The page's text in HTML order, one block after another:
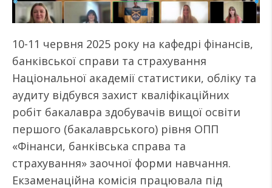
10-11 червня 2025 року на кафедрі фінансів,
банківської справи та страхування
Національної академії статистики, обліку та
аудиту відбувся захист кваліфікаційних
робіт бакалавра здобувачів вищої освіти
першого (бакалаврського) рівня ОПП
«Фінанси, банківська справа та
страхування» заочної форми навчання.
Екзаменаційна комісія працювала під